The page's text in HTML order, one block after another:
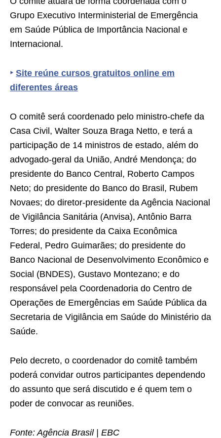
Grupo Executivo Interministerial de Emergência
em Saúde Pública de Importância Nacional e
Internacional.
‣ Site reúne cursos gratuitos online em
diferentes áreas
O comitê será coordenado pelo ministro-chefe da
Casa Civil, Walter Souza Braga Netto, e terá a
participação de 14 ministros de estado, além do
advogado-geral da União, André Mendonça; do
presidente do Banco Central, Roberto Campos
Neto; do presidente do Banco do Brasil, Rubem
Novaes; do diretor-presidente da Agência Nacional
de Vigilância Sanitária (Anvisa), Antônio Barra
Torres; do presidente da Caixa Econômica
Federal, Pedro Guimarães; do presidente do
Banco Nacional de Desenvolvimento Econômico e
Social (BNDES), Gustavo Montezano; e do
responsável pela Coordenadoria do Centro de
Operações de Emergências em Saúde Pública da
Secretaria de Vigilância em Saúde do Ministério da
Saúde.
Pelo decreto, o coordenador do comitê também
poderá convidar outros participantes dependendo
do assunto que será discutido e é quem tem o
poder de convocar as reuniões.
Fonte: Agência Brasil | EBC